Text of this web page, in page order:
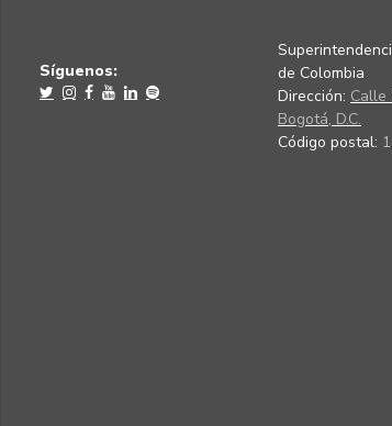
Síguenos:
de Colombia
Dirección: Calle
Bogotá, D.C.
Código postal: